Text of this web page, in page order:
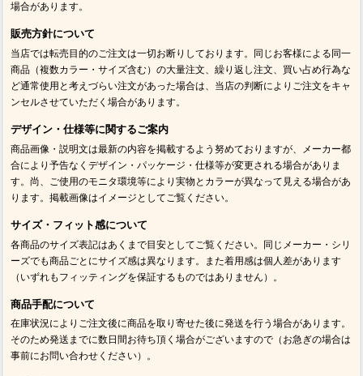
場合があります。
販売方針について
当店では転売目的のご注文は一切お断りしております。同じお客様による同一
商品（複数カラー・サイズ含む）の大量注文、繰り返し注文、買い占め行為な
ど通常使用と考えづらい注文があった場合は、当店の判断によりご注文をキャ
ンセルさせていただく場合があります。
デザイン・仕様等に関するご案内
商品画像・説明文は最新の内容を掲載するよう努めておりますが、メーカー都
合により予告なくデザイン・パッケージ・仕様等が変更される場合がありま
す。尚、ご使用のモニタ環境等により実物とカラーが異なって見える場合があ
ります。掲載画像はイメージとしてご覧ください。
サイズ・フィット感について
各商品のサイズ表記はあくまで目安としてご覧ください。同じメーカー・シリ
ーズでも商品ごとにサイズ感は異なります。また着用感は個人差があります
（いずれもフィッティングを保証するものではありません）。
商品手配について
在庫状況によりご注文後に商品を取り寄せた後に発送を行う場合があります。
そのため発送までに数日間お待ち頂く場合がございますので（お急ぎの場合は
事前にお問い合わせください）。